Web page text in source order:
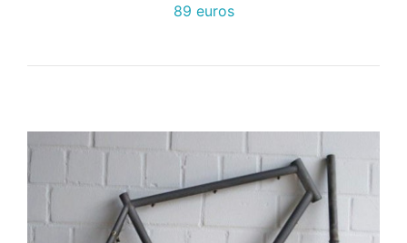
89 euros